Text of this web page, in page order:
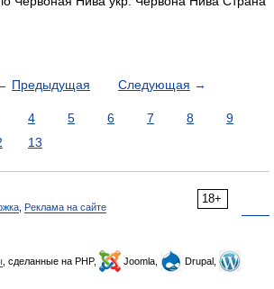
Предыдущая Следующая →
4 5 6 7 8
9
13
18+
Реклама на сайте
, сделанные на PHP, Joomla,
Drupal,